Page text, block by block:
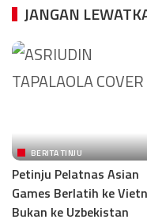
JANGAN
BERITA TINJU
Petinju Pelatnas Asian
Games Berlatih ke
Bukan ke Uzbekistan